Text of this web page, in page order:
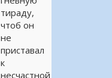
тираду,
чтоб он
не
приставал
к
несчастной